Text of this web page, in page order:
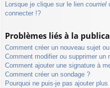
Lorsque je clique sur le lien courriel
connecter !?
Problèmes liés à la
Comment créer un nouveau sujet
Comment modifier ou supprimer un
Comment ajouter une signature à
Comment créer un sondage ?
Pourquoi ne puis-je pas ajouter